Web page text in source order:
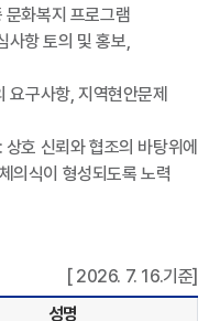
화복지 프로그램
사항 토의 및 홍보,
요구사항, 지역현안문제
: 상호 신뢰와 협조의 바탕위에
의식이 형성되도록 노력
[ 2026. 7. 16.기준]
성명